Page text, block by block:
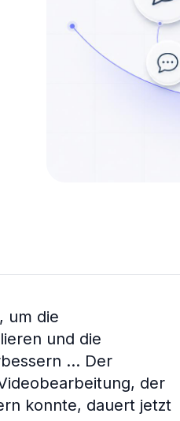
um die
und die
... Der
der
konnte, dauert jetzt